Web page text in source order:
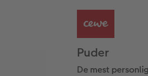
Puder
De mest